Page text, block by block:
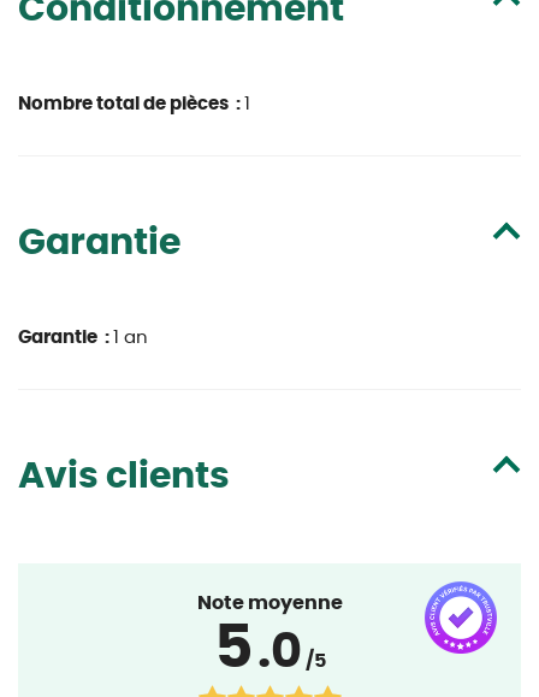
Conditionnement
Nombre total de pièces :
Garantie
Garantie : 1 an
Avis clients
Note moyenne
5.0 /5